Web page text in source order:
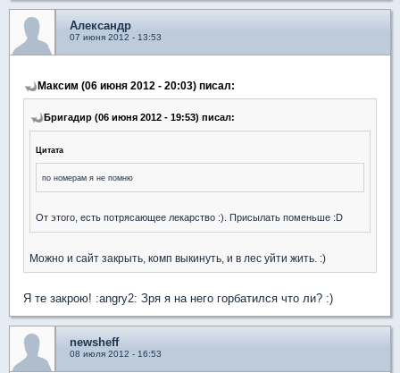
Александр
07 июня 2012 - 13:53
Максим (06 июня 2012 - 20:03) писал:
Бригадир (06 июня 2012 - 19:53) писал:
Цитата
по номерам я не помню
От этого, есть потрясающее лекарство :). Присылать поменьше :D
Можно и сайт закрыть, комп выкинуть, и в лес уйти жить. :)
Я те закрою! :angry2: Зря я на него горбатился что ли? :)
newsheff
08 июля 2012 - 16:53